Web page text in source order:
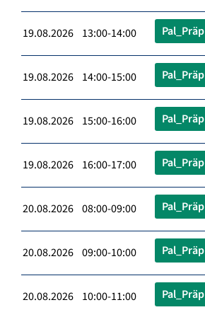
19.08.2026 13:00-14:00 Pal_Präp
19.08.2026 14:00-15:00 Pal_Präp
19.08.2026 15:00-16:00 Pal_Präp
19.08.2026 16:00-17:00 Pal_Präp
20.08.2026 08:00-09:00 Pal_Präp
20.08.2026 09:00-10:00 Pal_Präp
20.08.2026 10:00-11:00 Pal_Präp